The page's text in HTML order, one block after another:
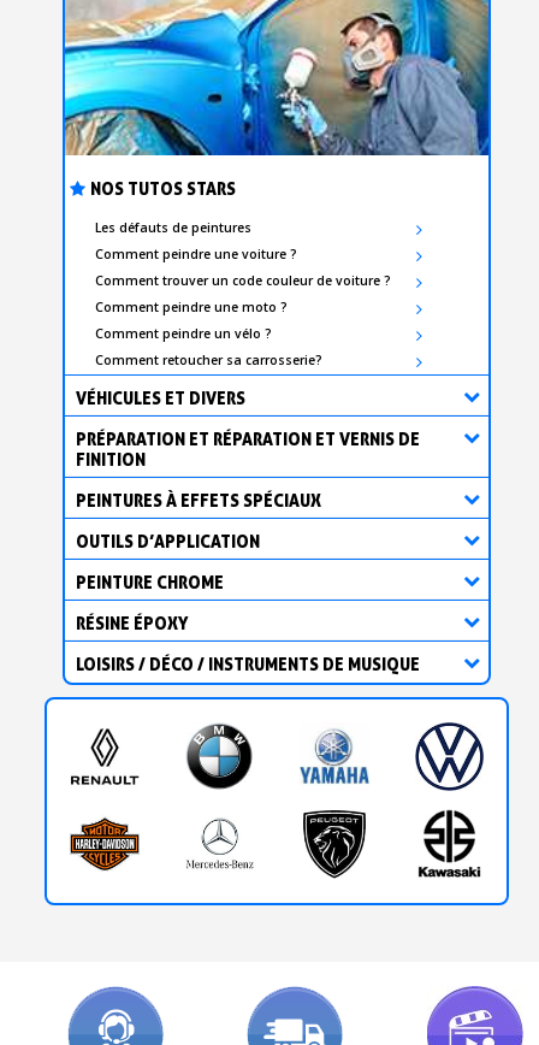
NOS TUTOS STARS
Les défauts de peintures
Comment peindre une voiture ?
Comment trouver un code couleur de voiture ?
Comment peindre une moto ?
Comment peindre un vélo ?
Comment retoucher sa carrosserie?
VÉHICULES ET DIVERS
PRÉPARATION ET RÉPARATION ET VERNIS DE
FINITION
PEINTURES À EFFETS SPÉCIAUX
OUTILS D’APPLICATION
PEINTURE CHROME
RÉSINE ÉPOXY
LOISIRS / DÉCO / INSTRUMENTS DE MUSIQUE